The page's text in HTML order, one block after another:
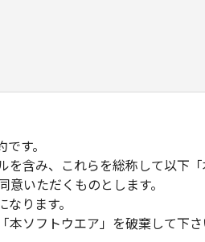
す。
含み、これらを総称して以下「
いただくものとします。
ります。
ソフトウエア」を破棄して下さ